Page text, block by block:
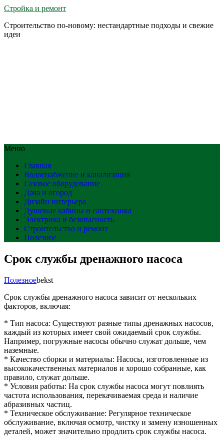
Стройка и ремонт
Строительство по-новому: нестандартные подходы и свежие
идеи
Меню
Главная
Водоснабжение и канализация
Газовое оборудование
Дача и огород
Дизайн интерьера
Душевые кабины и сантехника
Электрика и безопасность
Строительство и ремонт
Полезное
Срок службы дренажного насоса
Полезноеbekst
Срок службы дренажного насоса зависит от нескольких
факторов, включая:
* Тип насоса: Существуют разные типы дренажных насосов,
каждый из которых имеет свой ожидаемый срок службы.
Например, погружные насосы обычно служат дольше, чем
наземные.
* Качество сборки и материалы: Насосы, изготовленные из
высококачественных материалов и хорошо собранные, как
правило, служат дольше.
* Условия работы: На срок службы насоса могут повлиять
частота использования, перекачиваемая среда и наличие
абразивных частиц.
* Техническое обслуживание: Регулярное техническое
обслуживание, включая осмотр, чистку и замену изношенных
деталей, может значительно продлить срок службы насоса.